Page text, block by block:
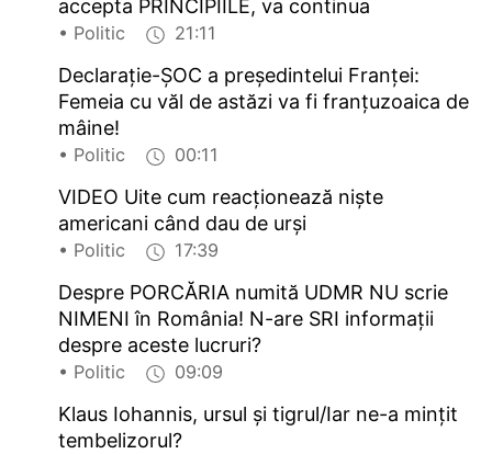
accepta PRINCIPIILE, va continua
• Politic 21:11
Declarație-ȘOC a președintelui Franței:
Femeia cu văl de astăzi va fi franțuzoaica de
mâine!
• Politic 00:11
VIDEO Uite cum reacționează niște
americani când dau de urși
• Politic 17:39
Despre PORCĂRIA numită UDMR NU scrie
NIMENI în România! N-are SRI informații
despre aceste lucruri?
• Politic 09:09
Klaus Iohannis, ursul și tigrul/Iar ne-a mințit
tembelizorul?